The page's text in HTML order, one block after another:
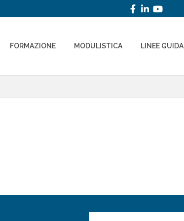
FORMAZIONE MODULISTICA LINEE GUIDA